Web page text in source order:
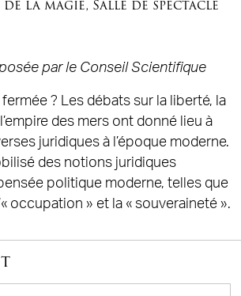
la magie, Salle de spectacle
par le Conseil Scientifique
? Les débats sur la liberté, la
des mers ont donné lieu à
juridiques à l’époque moderne.
des notions juridiques
politique moderne, telles que
occupation » et la « souveraineté ».